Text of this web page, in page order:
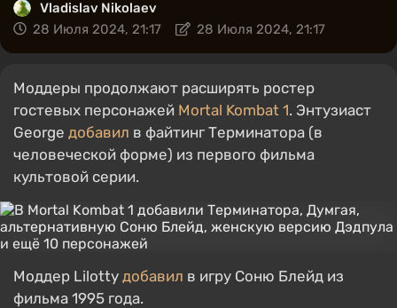
Vladislav Nikolaev
28 Июля 2024, 21:17
28 Июля 2024, 21:17
Моддеры продолжают расширять ростер
гостевых персонажей Mortal Kombat 1. Энтузиаст
George добавил в файтинг Терминатора (в
человеческой форме) из первого фильма
культовой серии.
Моддер Lilotty добавил в игру Соню Блейд из
фильма 1995 года.